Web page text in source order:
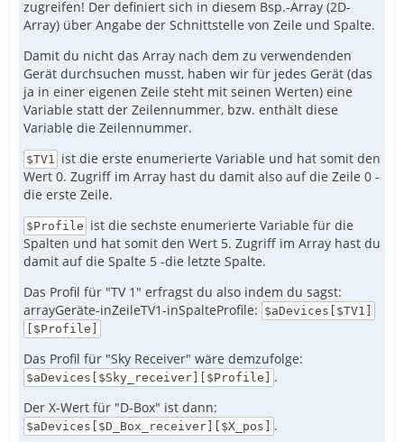
["Restart","telnet command
zugreifen! Der definiert sich in diesem Bsp.-Array (2D-
Array) über Angabe der Schnittstelle von Zeile und Spalte.
Damit du nicht das Array nach dem zu verwendenden
Gerät durchsuchen musst, haben wir für jedes Gerät (das
ja in einer eigenen Zeile steht mit seinen Werten) eine
Variable statt der Zeilennummer, bzw. enthält diese
Variable die Zeilennummer.
$TV1
ist die erste enumerierte Variable und hat somit den
Wert 0. Zugriff im Array hast du damit also auf die Zeile 0 -
die erste Zeile.
$Profile ist die sechste enumerierte Variable für die
Spalten und hat somit den Wert 5. Zugriff im Array hast du
damit auf die Spalte 5 -die letzte Spalte.
Das Profil für "TV 1" erfragst du also indem du sagst:
arrayGeräte-inZeileTV1-inSpalteProfile: $aDevices[$TV1]
[$Profile]
Das Profil für "Sky Receiver" wäre demzufolge:
$aDevices[$Sky_receiver][$Profile]
.
Der X-Wert für "D-Box" ist dann:
$aDevices[$D_Box_receiver][$X_pos]
.